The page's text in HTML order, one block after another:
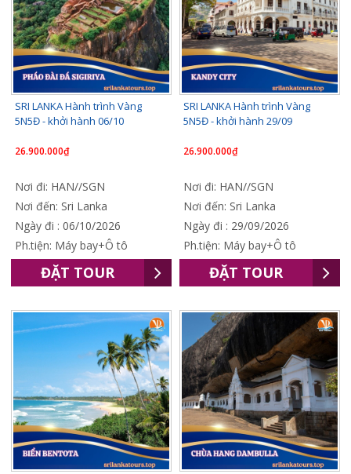
SRI LANKA Hành trình Vàng
5N5Đ - khởi hành 06/10
26.900.000₫
Nơi đi: HAN//SGN
Nơi đến: Sri Lanka
Ngày đi : 06/10/2026
Ph.tiện: Máy bay+Ô tô
ĐẶT TOUR
SRI LANKA Hành trình Vàng
5N5Đ - khởi hành 29/09
26.900.000₫
Nơi đi: HAN//SGN
Nơi đến: Sri Lanka
Ngày đi : 29/09/2026
Ph.tiện: Máy bay+Ô tô
ĐẶT TOUR